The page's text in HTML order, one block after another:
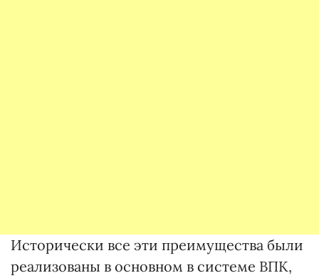
Исторически все эти преимущества были
реализованы в основном в системе ВПК,